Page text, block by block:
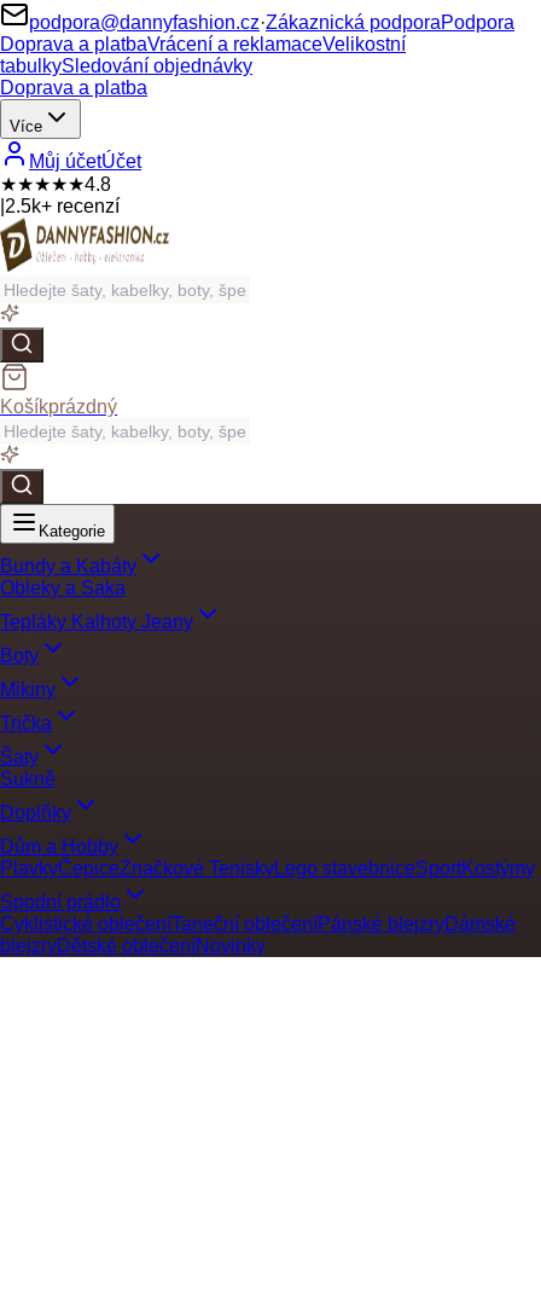
podpora@dannyfashion.cz·Zákaznická podporaPodpora
Doprava a platbaVrácení a reklamaceVelikostní
tabulkySledování objednávky
Doprava a platba
Více
Můj účetÚčet
★★★★★4.8
2.5k+ recenzí
Košíkprázdný
Kategorie
Bundy a Kabáty
Obleky a Saka
Tepláky Kalhoty Jeany
Boty
Mikiny
Trička
Šaty
Sukně
Doplňky
Dům a Hobby
PlavkyČepiceZnačkové TeniskyLego stavebniceSportKostýmy
Spodní prádlo
Cyklistické oblečeníTaneční oblečeníPánské blejzryDámské
blejzryDětské oblečeníNovinky